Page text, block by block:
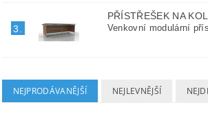
3.
PŘÍSTŘEŠEK NA
Venkovní modulární
NEJPRODÁVANĚJŠÍ NEJLEVNĚJŠÍ